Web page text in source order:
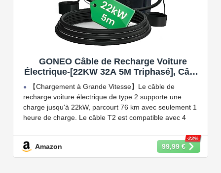
GONEO Câble de Recharge Voiture
Électrique-[22KW 32A 5M Triphasé], Câble
Type 2 à Type 2 EV/PHEV, Câble T2 avec
Sac de Transport, Compatible avec Model
3/S/X/Y, e-208, ID.5, E-Tron, IONIQ 5, Zoe,
etc
【Chargement à Grande Vitesse】Le câble de
recharge voiture électrique de type 2 supporte une
charge jusqu'à 22kW, parcourt 76 km avec seulement 1
heure de charge. Le câble T2 est compatible avec 4
【Conception Sécurisée】Nos câbles type 2 vous
Amazon 99,99 €
-23%